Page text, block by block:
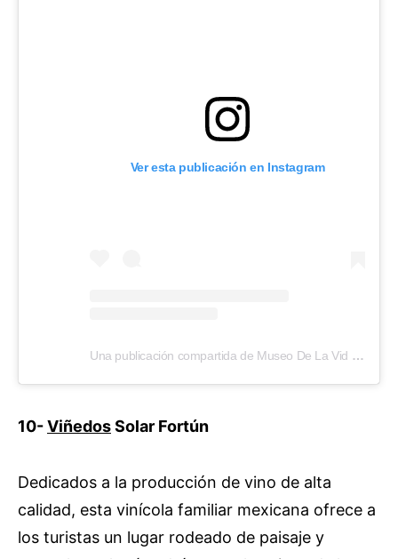
Ver esta publicación en Instagram
Una publicación compartida de Museo De La Vid Y El Vino (@museodelavidyelvinobc)
10-ViñedosSolar Fortún
Dedicados a la producción de vino de alta
calidad, esta vinícola familiar mexicana ofrece a
los turistas un lugar rodeado de paisaje y